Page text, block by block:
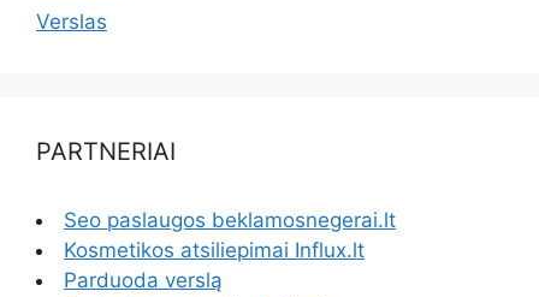
Verslas
PARTNERIAI
Seo paslaugos beklamosnegerai.lt
Kosmetikos atsiliepimai Influx.lt
Parduoda verslą